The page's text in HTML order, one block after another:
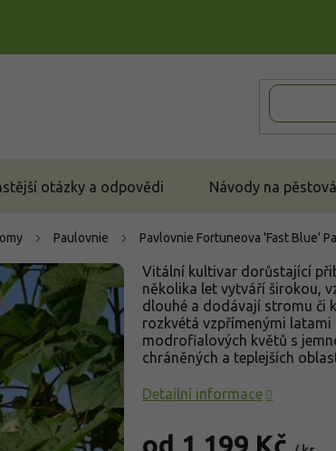
otázky a odpovědi Návody na
Paulovnie Pavlovnie Fortuneova 'Fast Blue'
od 1 199 Kč
Vitální kultivar dorůstající
několika let vytváří širokou,
dlouhé a dodávají stromu či
rozkvétá vzpřímenými
modrofialových květů s
chráněných a teplejších
Detailní informace